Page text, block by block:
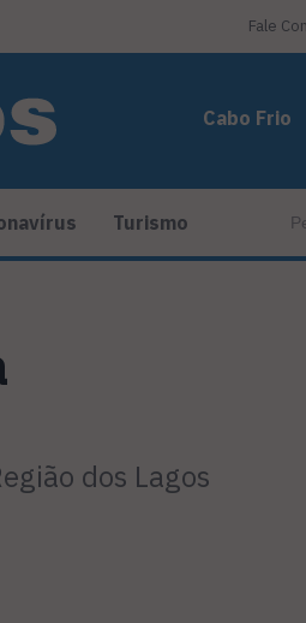
Fale
Cabo Frio
Turismo
dos Lagos